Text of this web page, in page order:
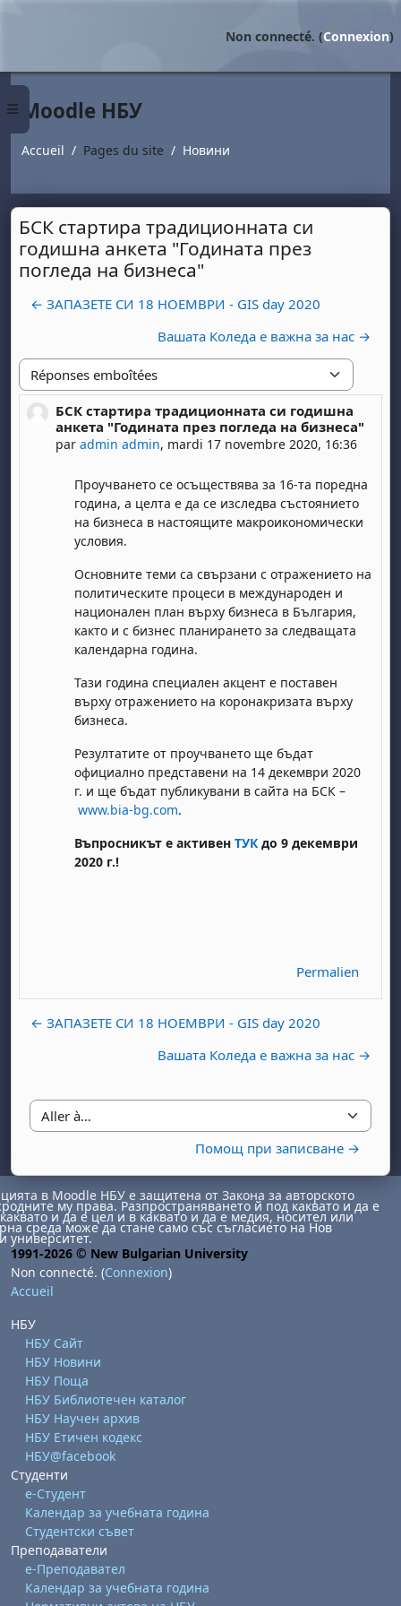
Panneau latéral
Non connecté. (Connexion)
Moodle НБУ
Accueil Pages du site Новини
БСК стартира традиционната си
годишна анкета "Годината през
погледа на бизнеса"
← ЗАПАЗЕТЕ СИ 18 НОЕМВРИ - GIS day 2020
Вашата Коледа е важна за нас →
Type d'affichage
БСК стартира традиционната си годишна
анкета "Годината през погледа на бизнеса"
par admin admin, mardi 17 novembre 2020, 16:36
Nombre de réponses : 0
Проучването се осъществява за 16-та поредна
година, а целта е да се изследва състоянието
на бизнеса в настоящите макроикономически
условия.
Основните теми са свързани с отражението на
политическите процеси в международен и
национален план върху бизнеса в България,
както и с бизнес планирането за следващата
календарна година.
Тази година специален акцент е поставен
върху отражението на коронакризата върху
бизнеса.
Резултатите от проучването ще бъдат
официално представени на 14 декември 2020
г. и ще бъдат публикувани в сайта на БСК –
www.bia-bg.com.
Въпросникът е активен ТУК до 9 декември
2020 г.!
Permalien
← ЗАПАЗЕТЕ СИ 18 НОЕМВРИ - GIS day 2020
Вашата Коледа е важна за нас →
Aller à…
Помощ при записване →
в Moodle НБУ е защитена от Закона за авторското
му права. Разпространяването й под каквато и да е
и да е цел и в каквато и да е медия, носител или
среда може да стане само със съгласието на Нов
университет.
1991-2026 © New Bulgarian University
Non connecté. (Connexion)
Accueil
НБУ
НБУ Сайт
НБУ Новини
НБУ Поща
НБУ Библиотечен каталог
НБУ Научен архив
НБУ Етичен кодекс
НБУ@facebook
Студенти
е-Студент
Календар за учебната година
Студентски съвет
Преподаватели
е-Преподавател
Календар за учебната година